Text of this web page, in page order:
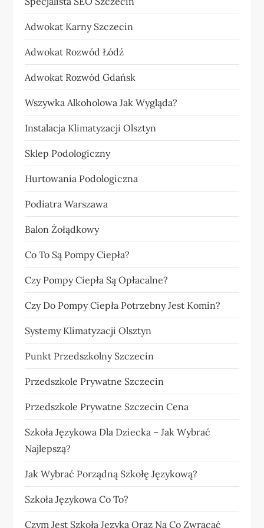
Adwokat Karny Szczecin
Adwokat Rozwód Łódź
Adwokat Rozwód Gdańsk
Wszywka Alkoholowa Jak Wygląda?
Instalacja Klimatyzacji Olsztyn
Sklep Podologiczny
Hurtowania Podologiczna
Podiatra Warszawa
Balon Żołądkowy
Co To Są Pompy Ciepła?
Czy Pompy Ciepła Są Opłacalne?
Czy Do Pompy Ciepła Potrzebny Jest Komin?
Systemy Klimatyzacji Olsztyn
Punkt Przedszkolny Szczecin
Przedszkole Prywatne Szczecin
Przedszkole Prywatne Szczecin Cena
Szkoła Językowa Dla Dziecka – Jak Wybrać
Najlepszą?
Jak Wybrać Porządną Szkołę Językową?
Szkoła Językowa Co To?
Czym Jest Szkoła Języka Oraz Na Co Zwracać